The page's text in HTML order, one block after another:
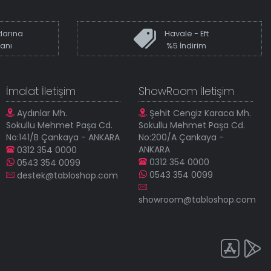
Havale - Eft
%5 İndirim
İmalat İletişim
Aydınlar Mh.
Sokullu Mehmet Paşa Cd.
No:141/B Çankaya - ANKARA
0312 354 0000
0543 354 0099
destek@tabloshop.com
ShowRoom İletişim
Şehit Cengiz Karaca Mh.
Sokullu Mehmet Paşa Cd.
No:200/A Çankaya -
ANKARA
0312 354 0000
0543 354 0099
showroom@tabloshop.com